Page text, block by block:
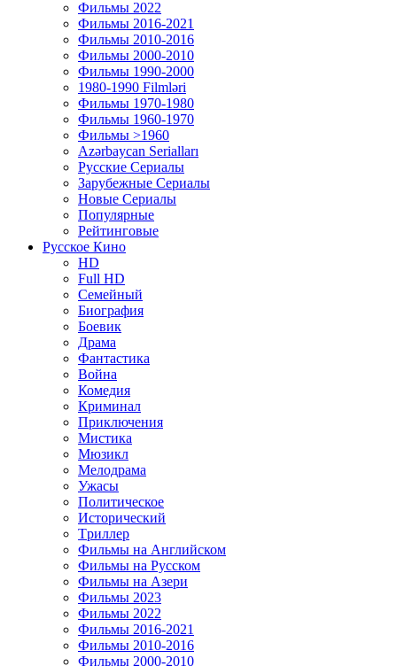
Фильмы 2022
Фильмы 2016-2021
Фильмы 2010-2016
Фильмы 2000-2010
Фильмы 1990-2000
1980-1990 Filmləri
Фильмы 1970-1980
Фильмы 1960-1970
Фильмы >1960
Azərbaycan Serialları
Русские Сериалы
Зарубежные Сериалы
Новые Сериалы
Популярные
Рейтинговые
Русское Кино
HD
Full HD
Семейный
Биография
Боевик
Драма
Фантастика
Война
Комедия
Криминал
Приключения
Мистика
Мюзикл
Мелодрама
Ужасы
Политическое
Исторический
Tриллер
Фильмы на Английском
Фильмы на Русском
Фильмы на Азери
Фильмы 2023
Фильмы 2022
Фильмы 2016-2021
Фильмы 2010-2016
Фильмы 2000-2010